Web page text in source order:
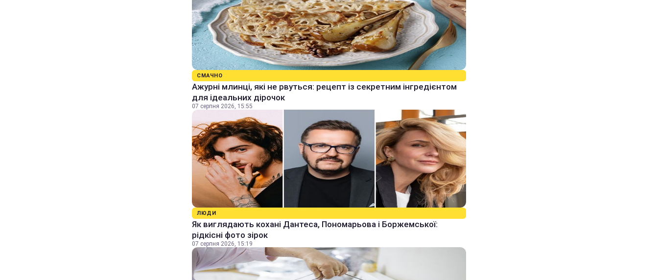
СМАЧНО
Ажурні млинці, які не рвуться: рецепт із секретним інгредієнтом
для ідеальних дірочок
07 серпня 2026, 15:55
ЛЮДИ
Як виглядають кохані Дантеса, Пономарьова і Боржемської:
рідкісні фото зірок
07 серпня 2026, 15:19